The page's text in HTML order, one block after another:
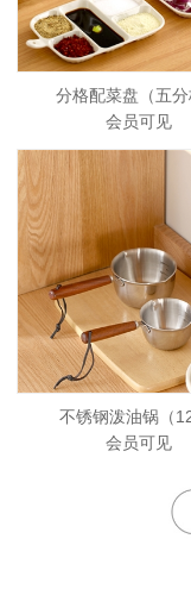
分格配菜盘（五分
会员可见
不锈钢泼油锅（
会员可见